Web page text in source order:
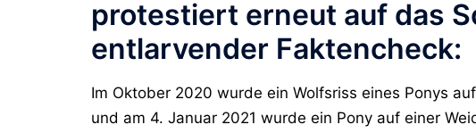
protestiert erneut auf das
entlarvender Faktencheck:
Im Oktober 2020 wurde ein Wolfsriss eines Ponys
und am 4. Januar 2021 wurde ein Pony auf einer